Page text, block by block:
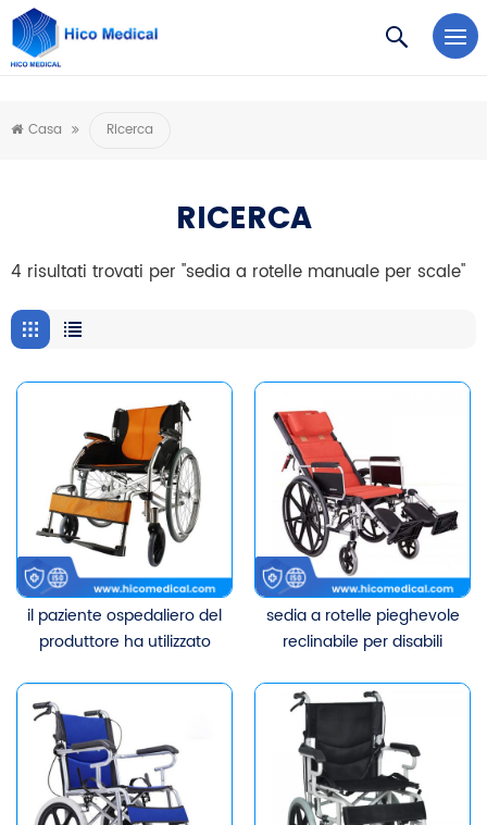
https://www.microsoft.com/en-us/microsoft-teams/log-in
Casa Ricerca
RICERCA
4 risultati trovati per "sedia a rotelle manuale per scale"
il paziente ospedaliero del
produttore ha utilizzato
manuale
sedia a rotelle pieghevole
reclinabile per disabili
prezzo